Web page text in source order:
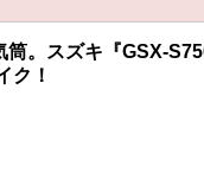
筒。スズキ『GSX-
ク！